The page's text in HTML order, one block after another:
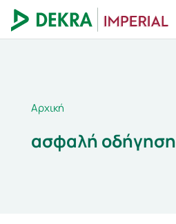
Αρχική
ασφαλή οδήγηση